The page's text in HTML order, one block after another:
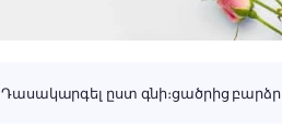
Դասակարգել ըստ գնի։ցածրից բարձր